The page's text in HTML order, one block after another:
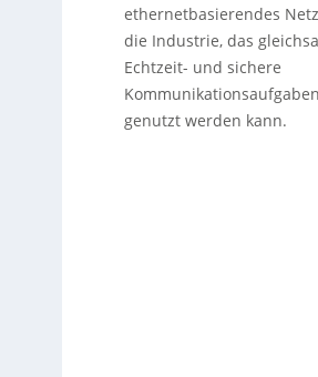
ethernetbasierendes
die Industrie, das
Echtzeit- und sichere
Kommunikationsaufgaben
genutzt werden kann.